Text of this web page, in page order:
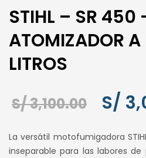
STIHL – SR 450
ATOMIZADOR
LITROS
S/3,100.00
El
S/
La versátil motofumigadora
inseparable para las labores de